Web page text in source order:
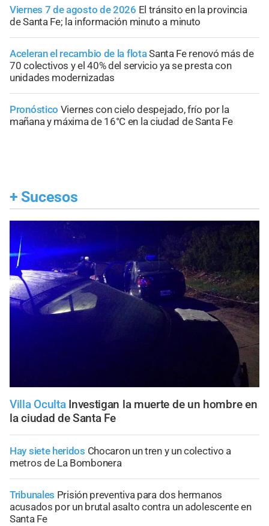
Viernes 7 de agosto de 2026 El tránsito en la provincia
de Santa Fe; la información minuto a minuto
Aceleran el recambio de la flotaSanta Fe renovó más de
70 colectivos y el 40% del servicio ya se presta con
unidades modernizadas
Pronóstico Viernes con cielo despejado, frío por la
mañana y máxima de 16°C en la ciudad de Santa Fe
+ Sucesos
Villa Oculta Investigan la muerte de un hombre en
la ciudad de Santa Fe
Hay siete heridos Chocaron un tren y un colectivo a
metros de La Bombonera
Tribunales Prisión preventiva para dos hermanos
acusados por un brutal asalto contra un adolescente en
Santa Fe